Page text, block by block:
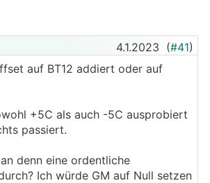
4.1.2023 (#41)
auf BT12 addiert oder auf
+5C als auch -5C ausprobiert
passiert.
denn eine ordentliche
Ich würde GM auf Null setzen